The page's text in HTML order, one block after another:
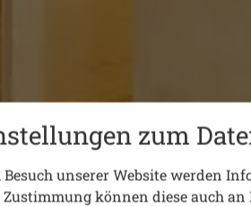
zum
Besuch unserer Website werden
können diese auch an